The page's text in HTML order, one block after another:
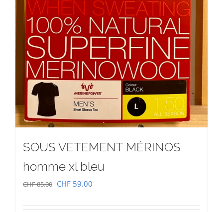
SOUS VETEMENT MÉRINOS
homme xl bleu
CHF85.00 Le
CHF 59.00